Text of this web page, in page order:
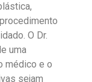
O Dr.
uma
médico e o
sejam